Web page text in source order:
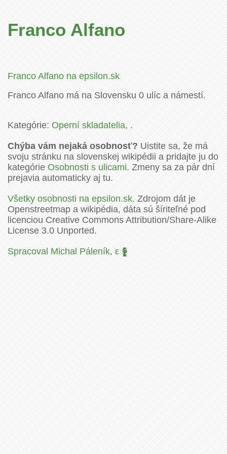
Franco Alfano
Franco Alfano na epsilon.sk
Franco Alfano má na Slovensku 0 ulíc a námestí.
Kategórie:Operní skladatelia, .
Chýba vám nejaká osobnosť?Uistite sa, že má
svoju stránku na slovenskej wikipédii a pridajte ju do
kategórieOsobnosti s ulicami. Zmeny sa za pár dní
prejavia automaticky aj tu.
Všetky osobnosti na epsilon.sk.Zdrojom dát je
Openstreetmap a wikipédia, dáta sú šíriteľné pod
licenciou Creative Commons Attribution/Share-Alike
License 3.0 Unported.
Spracoval Michal Páleník,ε